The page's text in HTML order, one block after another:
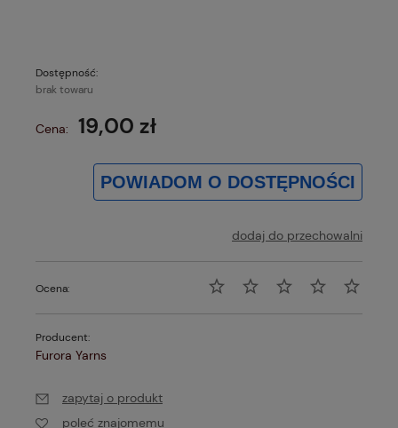
Dostępność:
brak towaru
Cena: 19,00 zł
POWIADOM O DOSTĘPNOŚCI
dodaj do przechowalni
Ocena:
Producent:
Furora Yarns
zapytaj o produkt
poleć znajomemu